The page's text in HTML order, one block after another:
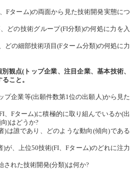
Fターム)の両面から見た技術開発実態につ
どの技術グループ(FI分類)の何処に力を入
どの細部技術項目(Fターム分類)の何処に力
点(トップ企業、注目企業、基本技術、
こと。
企業等(出願件数第1位の出願人)から見た
Fターム)に積極的に取り組んでいるか(出
)はどうか?
)は誰であり、どのような動向(傾向)である
が、上位50技術(FI、Fターム)のどれに注力
れた技術開発(分類)は何か?